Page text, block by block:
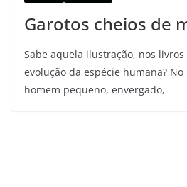
Garotos cheios de
Sabe aquela ilustração, nos livros
evolução da espécie humana?
homem pequeno, envergado,